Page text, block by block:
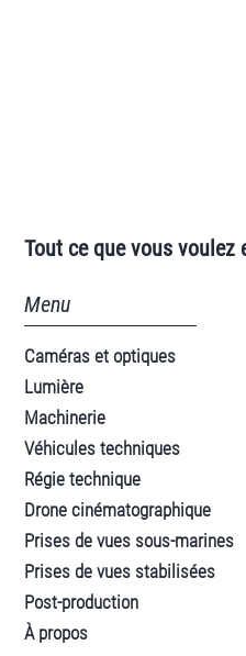
Tout ce que vous voulez
Menu
Caméras et optiques
Lumière
Machinerie
Véhicules techniques
Régie technique
Drone cinématographique
Prises de vues sous-marines
Prises de vues stabilisées
Post-production
À propos